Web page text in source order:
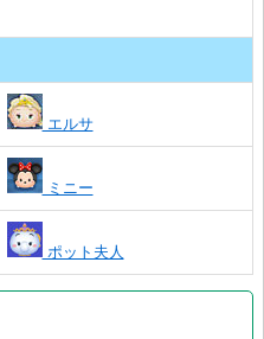
エルサ
ミニー
ポット夫人